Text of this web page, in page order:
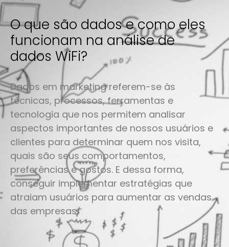
O que são dados e como eles
funcionam na análise de
dados WiFi?
Dados em marketing referem-se às
técnicas, processos, ferramentas e
tecnologia que nos permitem analisar
aspectos importantes de nossos usuários e
clientes para determinar quem nos visita,
quais são seus comportamentos,
preferências e gostos. E dessa forma,
conseguir implementar estratégias que
atraiam usuários para aumentar as vendas
das empresas.